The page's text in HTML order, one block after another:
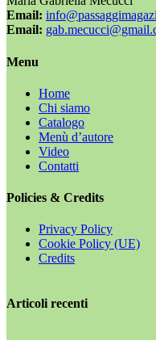
Email:
Email:
Menu
Home
Chi siamo
Catalogo
Menù d’autore
Video
Contatti
Policies & Credits
Privacy Policy
Cookie Policy (UE)
Credits
Articoli recenti